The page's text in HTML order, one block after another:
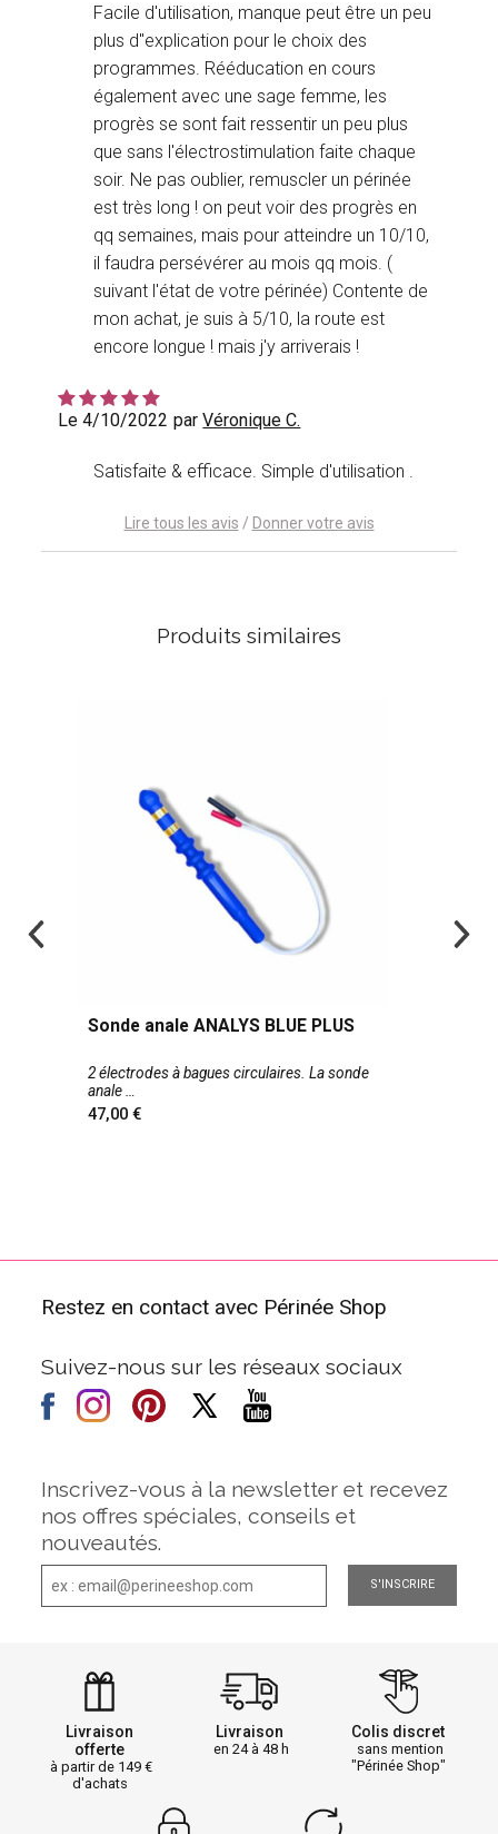
Facile d'utilisation, manque peut être un peu
plus d''explication pour le choix des
programmes. Rééducation en cours
également avec une sage femme, les
progrès se sont fait ressentir un peu plus
que sans l'électrostimulation faite chaque
soir. Ne pas oublier, remuscler un périnée
est très long ! on peut voir des progrès en
qq semaines, mais pour atteindre un 10/10,
il faudra persévérer au mois qq mois. (
suivant l'état de votre périnée) Contente de
mon achat, je suis à 5/10, la route est
encore longue ! mais j'y arriverais !
Le 4/10/2022 parVéronique C.
Satisfaite & efficace. Simple d'utilisation .
Lire tous les avis / Donner votre avis
Produits similaires
Sonde anale ANALYS BLUE PLUS
2 électrodes à bagues circulaires. La sonde
anale
47,00
Restez en contact avec Périnée Shop
Suivez-nous sur les réseaux sociaux
Inscrivez-vous à la newsletter et recevez
nos offres spéciales, conseils et
nouveautés.
S'INSCRIRE
Livraison
offerte
à partir de 149
d'achats
Livraison
en 24 à 48 h
Colis discret
sans mention
"Périnée Shop"